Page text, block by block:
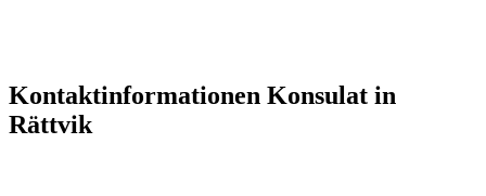
Kontaktinformationen Konsulat in
Rättvik